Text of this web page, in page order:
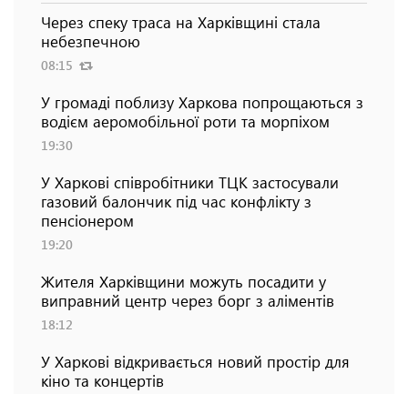
Через спеку траса на Харківщині стала
небезпечною
08:15
У громаді поблизу Харкова попрощаються з
водієм аеромобільної роти та морпіхом
19:30
У Харкові співробітники ТЦК застосували
газовий балончик під час конфлікту з
пенсіонером
19:20
Жителя Харківщини можуть посадити у
виправний центр через борг з аліментів
18:12
У Харкові відкривається новий простір для
кіно та концертів